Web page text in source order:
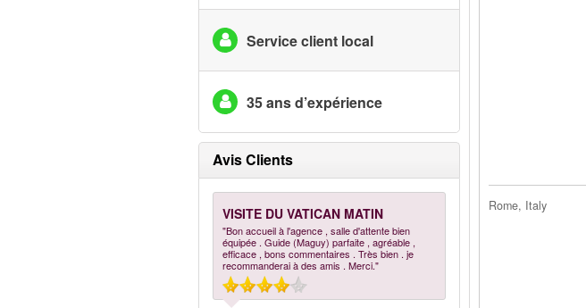
Service client local
35 ans d’expérience
Avis Clients
VISITE DU VATICAN MATIN
"Bon accueil à l'agence , salle d'attente bien
équipée . Guide (Maguy) parfaite , agréable ,
efficace , bons commentaires . Très bien . je
recommanderai à des amis . Merci."
Rome, Italy